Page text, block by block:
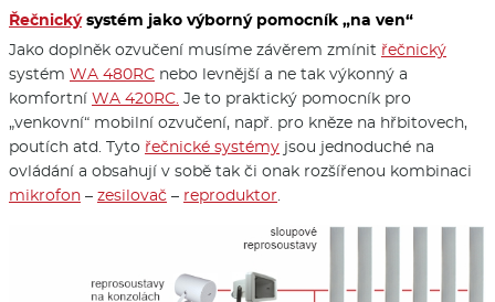
Řečnickýsystém jako výborný pomocník „na ven“
Jako doplněk ozvučení musíme závěrem zmínit řečnický
systém WA 480RC nebo levnější a ne tak výkonný a
komfortní WA 420RC. Je to praktický pomocník pro
„venkovní“ mobilní ozvučení, např. pro kněze na hřbitovech,
poutích atd. Tyto řečnické systémy jsou jednoduché na
ovládání a obsahují v sobě tak či onak rozšířenou kombinaci
mikrofon – zesilovač – reproduktor.